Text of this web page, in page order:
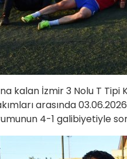
kalan İzmir 3 Nolu T Tipi
arasında
4-1 galibiyetiyle